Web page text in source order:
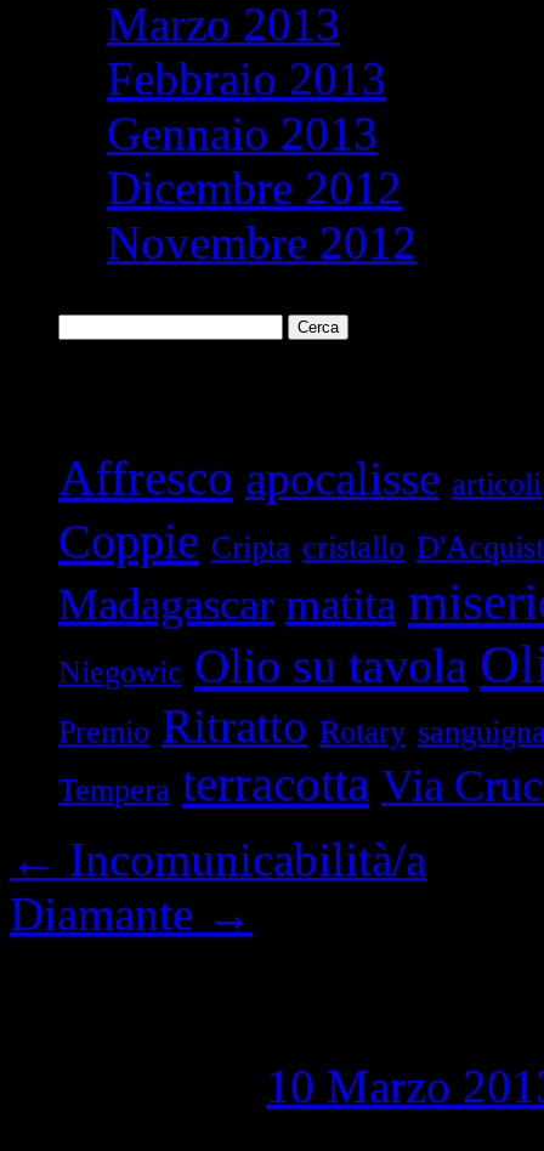
Marzo 2013
Febbraio 2013
Gennaio 2013
Dicembre 2012
Novembre 2012
per:
Affresco apocalisse articoli
Coppie Cripta cristallo
Madagascar matita
Niegowic Olio su tavola
Premio Ritratto Rotary
Tempera terracotta Via
← Incomunicabilità/a
Diamante →
10 Marzo